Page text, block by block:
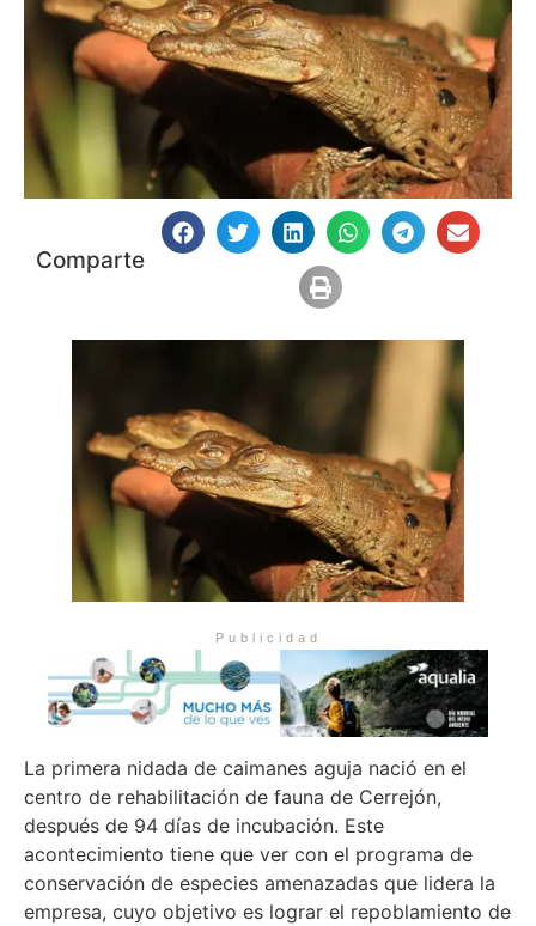
Comparte
Publicidad
La primera nidada de caimanes aguja nació en el
centro de rehabilitación de fauna de Cerrejón,
después de 94 días de incubación. Este
acontecimiento tiene que ver con el programa de
conservación de especies amenazadas que lidera la
empresa, cuyo objetivo es lograr el repoblamiento de